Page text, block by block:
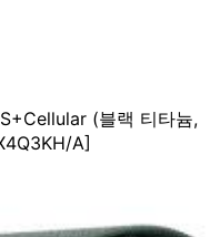
(블랙 티타늄,
A]